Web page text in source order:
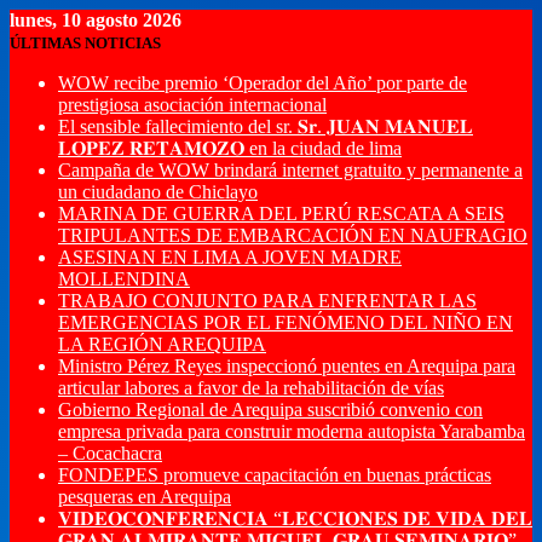
lunes, 10 agosto 2026
ÚLTIMAS NOTICIAS
WOW recibe premio ‘Operador del Año’ por parte de
prestigiosa asociación internacional
El sensible fallecimiento del sr. 𝐒𝐫. 𝐉𝐔𝐀𝐍 𝐌𝐀𝐍𝐔𝐄𝐋
𝐋𝐎𝐏𝐄𝐙 𝐑𝐄𝐓𝐀𝐌𝐎𝐙𝐎 en la ciudad de lima
Campaña de WOW brindará internet gratuito y permanente a
un ciudadano de Chiclayo
MARINA DE GUERRA DEL PERÚ RESCATA A SEIS
TRIPULANTES DE EMBARCACIÓN EN NAUFRAGIO
ASESINAN EN LIMA A JOVEN MADRE
MOLLENDINA
TRABAJO CONJUNTO PARA ENFRENTAR LAS
EMERGENCIAS POR EL FENÓMENO DEL NIÑO EN
LA REGIÓN AREQUIPA
Ministro Pérez Reyes inspeccionó puentes en Arequipa para
articular labores a favor de la rehabilitación de vías
Gobierno Regional de Arequipa suscribió convenio con
empresa privada para construir moderna autopista Yarabamba
– Cocachacra
FONDEPES promueve capacitación en buenas prácticas
pesqueras en Arequipa
𝐕𝐈𝐃𝐄𝐎𝐂𝐎𝐍𝐅𝐄𝐑𝐄𝐍𝐂𝐈𝐀 “𝐋𝐄𝐂𝐂𝐈𝐎𝐍𝐄𝐒 𝐃𝐄 𝐕𝐈𝐃𝐀 𝐃𝐄𝐋